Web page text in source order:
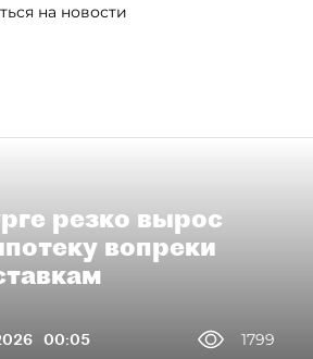
на новости
резко вырос
вопреки
00:05
1799